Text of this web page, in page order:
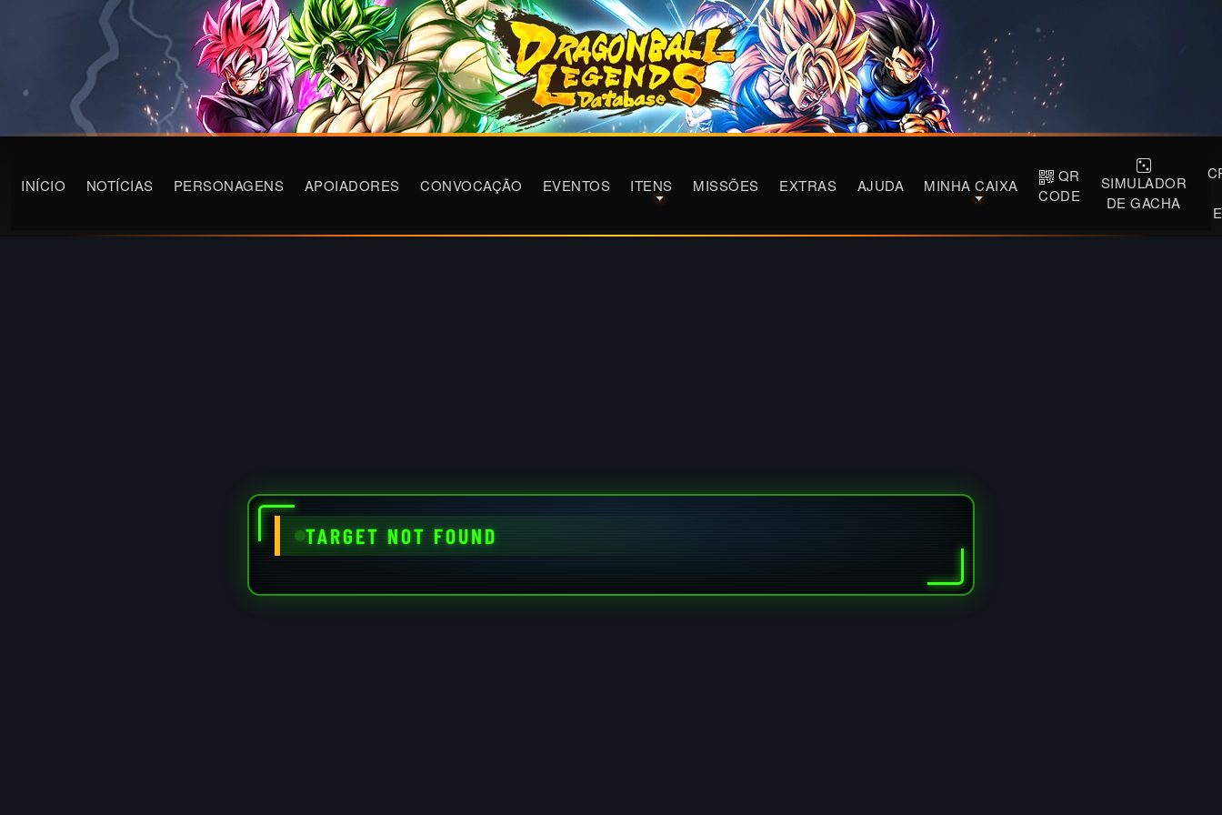
INÍCIO NOTÍCIAS PERSONAGENS APOIADORES CONVOCAÇÃO EVENTOS ITENS MISSÕES EXTRAS AJUDA MINHA CAIXA
QR
CODE
SIMULADOR
DE GACHA
TARGET NOT FOUND